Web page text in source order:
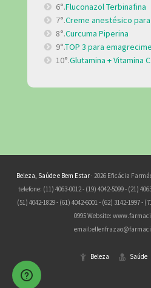
6°.Fluconazol Terbinafina
7°.Creme anestésico
8°.Curcuma Piperina
9°.TOP 3 para
10°.Glutamina + Vitamina C
Beleza, Saúde e Bem Estar· 2026 Eficácia
telefone: (11) 4063-0012 - (19) 4042-5099 - (21)
(51) 4042-1829 - (61) 4042-6001 - (62) 3142-1997 -
0995 Website:
email:
Beleza Saúde